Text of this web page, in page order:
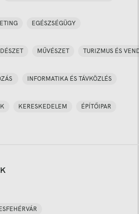
EGÉSZSÉGÜGY
MŰVÉSZET TURIZMUS ÉS
INFORMATIKA ÉS TÁVKÖZLÉS
KERESKEDELEM ÉPÍTŐIPAR